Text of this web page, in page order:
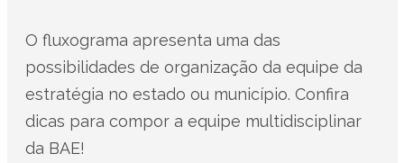
O fluxograma apresenta uma das
possibilidades de organização da equipe da
estratégia no estado ou município. Confira
dicas para compor a equipe multidisciplinar
da BAE!